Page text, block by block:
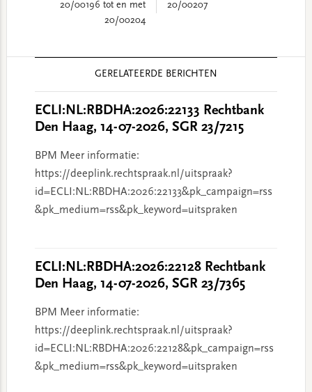
20/00196 tot en met
20/00204
20/00207
GERELATEERDE BERICHTEN
ECLI:NL:RBDHA:2026:22133 Rechtbank
Den Haag, 14-07-2026, SGR 23/7215
BPM Meer informatie:
https://deeplink.rechtspraak.nl/uitspraak?
id=ECLI:NL:RBDHA:2026:22133&pk_campaign=rss
&pk_medium=rss&pk_keyword=uitspraken
ECLI:NL:RBDHA:2026:22128 Rechtbank
Den Haag, 14-07-2026, SGR 23/7365
BPM Meer informatie:
https://deeplink.rechtspraak.nl/uitspraak?
id=ECLI:NL:RBDHA:2026:22128&pk_campaign=rss
&pk_medium=rss&pk_keyword=uitspraken